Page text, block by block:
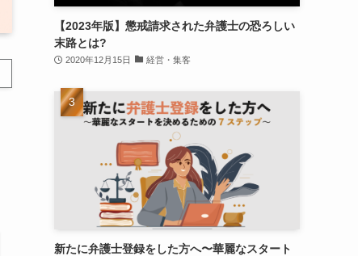
【2023年版】懲戒請求された弁護士の恐ろしい
末路とは?
2020年12月15日 経営・集客
新たに弁護士登録をした方へ〜華麗なスタート